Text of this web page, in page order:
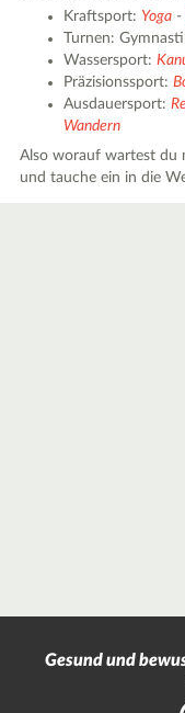
Kraftsport: Yoga
Turnen:
Wassersport:
Präzisionssport:
Ausdauersport:
Wandern
Also worauf wartest du
und tauche ein in die
Gesund und